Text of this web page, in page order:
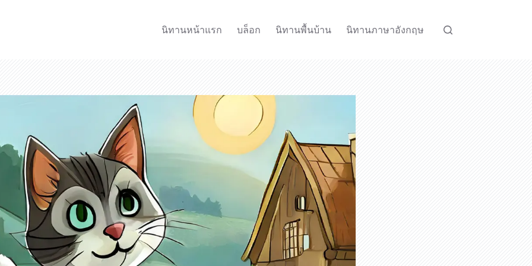
นิทานหน้าแรก บล็อก นิทานพื้นบ้าน นิทานภาษาอังกฤษ